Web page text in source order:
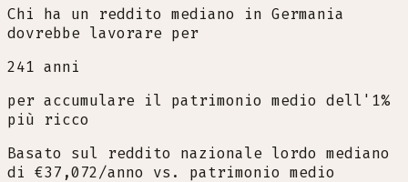
Chi ha un reddito mediano in Germania
dovrebbe lavorare per
241 anni
per accumulare il patrimonio medio dell'1%
più ricco
Basato sul reddito nazionale lordo mediano
di €37,072/anno vs. patrimonio medio